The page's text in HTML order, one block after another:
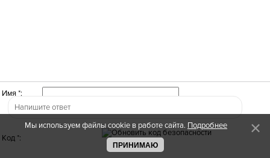
Имя *:
Код *:
Мы используем файлы cookie в работе сайта. Подробнее
ПРИНИМАЮ